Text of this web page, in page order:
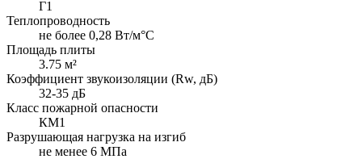
Г1
Теплопроводность
не более 0,28 Вт/м°С
Площадь плиты
3.75 м²
Коэффициент звукоизоляции (Rw, дБ)
32-35 дБ
Класс пожарной опасности
КМ1
Разрушающая нагрузка на изгиб
не менее 6 МПа